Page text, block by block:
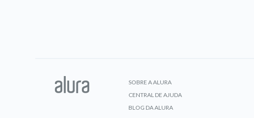
SOBRE A ALURA
CENTRAL DE AJUDA
BLOG DA ALURA